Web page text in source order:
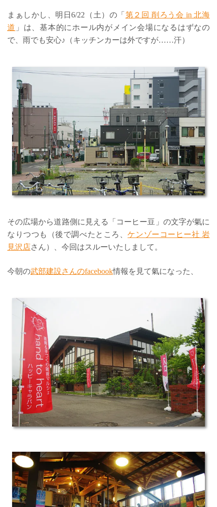
まぁしかし、明日6/22（土）の「 第２回 削ろう会 in 北海
道 」は、基本的にホール内がメイン会場になるはずなの
で、雨でも安心♪（キッチンカーは外ですが……汗）
その広場から道路側に見える「コーヒー豆」の文字が氣に
なりつつも（後で調べたところ、ケンゾーコーヒー社 岩
見沢店さん）、今回はスルーいたしまして。
今朝の武部建設さんのfacebook情報を見て氣になった、